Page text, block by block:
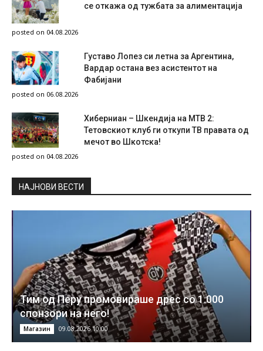
се откажа од тужбата за алиментација
posted on 04.08.2026
Густаво Лопез си летна за Аргентина,
Вардар остана вез асистентот на
Фабијани
posted on 06.08.2026
Хиберниан – Шкендија на МТВ 2:
Тетовскиот клуб ги откупи ТВ правата од
мечот во Шкотска!
posted on 04.08.2026
НAЈНОВИ ВЕСТИ
Тим од Перу промовираше дрес со 1.000
спонзори на него!
Магазин 09.08.2026 10:00